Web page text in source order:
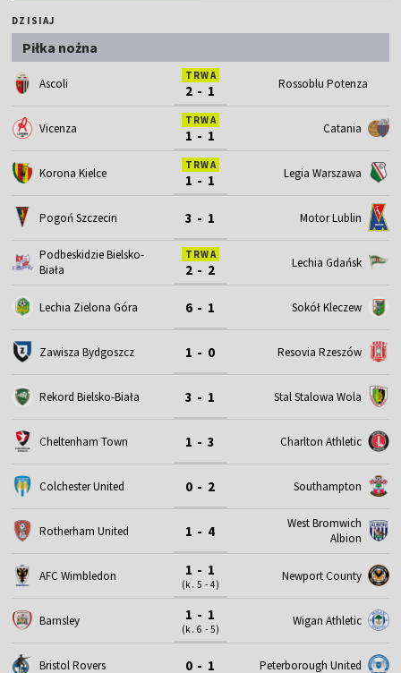
DZISIAJ
Piłka nożna
Ascoli
TRWA
2 - 1 Rossoblu Potenza
Vicenza
TRWA
1 - 1 Catania
Korona Kielce
TRWA
1 - 1 Legia Warszawa
Pogoń Szczecin 3 - 1 Motor Lublin
Podbeskidzie Bielsko-
Biała
TRWA
2 - 2 Lechia Gdańsk
Lechia Zielona Góra 6 - 1 Sokół Kleczew
Zawisza Bydgoszcz 1 - 0 Resovia Rzeszów
Rekord Bielsko-Biała 3 - 1 Stal Stalowa Wola
Cheltenham Town 1 - 3 Charlton Athletic
Colchester United 0 - 2 Southampton
Rotherham United 1 - 4
West Bromwich
Albion
AFC Wimbledon 1 - 1
(k. 5 - 4)
Newport County
Barnsley 1 - 1
(k. 6 - 5)
Wigan Athletic
Bristol Rovers 0 - 1 Peterborough United